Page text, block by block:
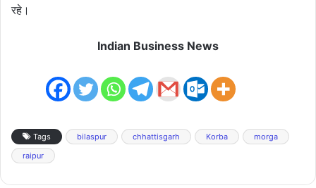
रहे।
Indian Business News
Tags bilaspur chhattisgarh Korba
morga
raipur